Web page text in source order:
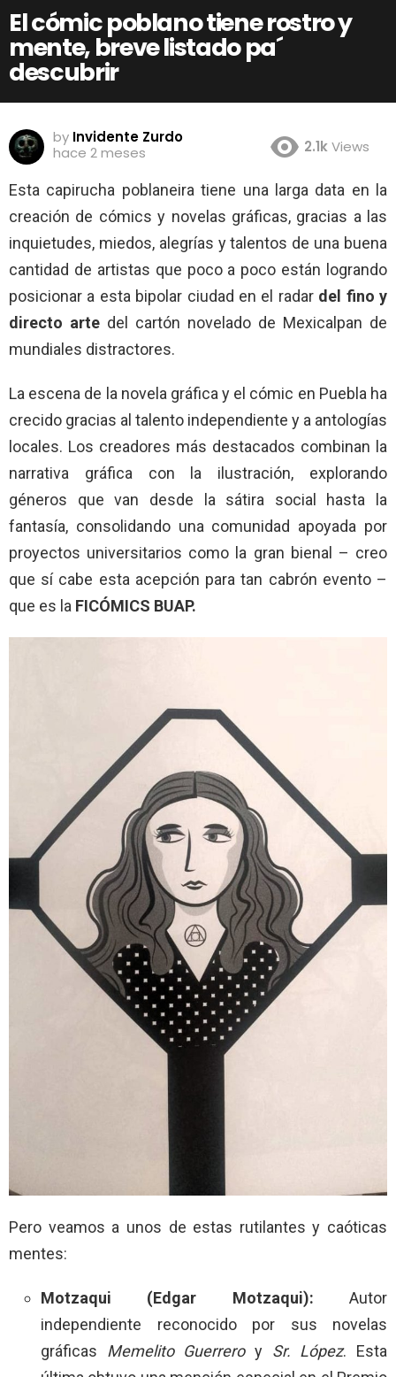
El cómic poblano tiene rostro y
mente, breve listado pa´
descubrir
by Invidente Zurdo
hace 2 meses
2.1kViews
Esta capirucha poblaneira tiene una larga data en la
creación de cómics y novelas gráficas, gracias a las
inquietudes, miedos, alegrías y talentos de una buena
cantidad de artistas que poco a poco están logrando
posicionar a esta bipolar ciudad en el radar del fino y
directo arte del cartón novelado de Mexicalpan de
mundiales distractores.
La escena de la novela gráfica y el cómic en Puebla ha
crecido gracias al talento independiente y a antologías
locales. Los creadores más destacados combinan la
narrativa gráfica con la ilustración, explorando
géneros que van desde la sátira social hasta la
fantasía, consolidando una comunidad apoyada por
proyectos universitarios como la gran bienal – creo
que sí cabe esta acepción para tan cabrón evento –
que es la FICÓMICS BUAP.
Pero veamos a unos de estas rutilantes y caóticas
mentes:
Motzaqui (Edgar Motzaqui): Autor
independiente reconocido por sus novelas
gráficas Memelito Guerreroy Sr. López. Esta